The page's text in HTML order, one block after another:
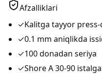
Afzalliklari
✓Kalitga tayyor
✓0.1 mm aniqlikda
✓100 donadan seriya
✓Shore A 30-90